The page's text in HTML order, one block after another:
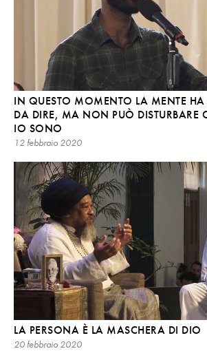
IN QUESTO MOMENTO LA MENTE
DA DIRE, MA NON PUÒ DISTURBARE
IO SONO
12 febbraio 2020
LA PERSONA È LA MASCHERA DI DIO
20 febbraio 2020